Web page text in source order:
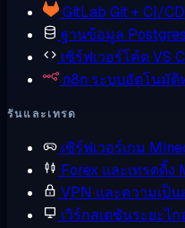
GitLab Git + CI/
ฐานข้อมูล
เซิร์ฟเวอร์โค้ดVS
n8n ระบบอัตโนมัติ
รันและเทรด
เซิร์ฟเวอร์เกม
Forex และเทรดดิ้ง
VPN และความเป็น
เวิร์กสเตชันระยะไก